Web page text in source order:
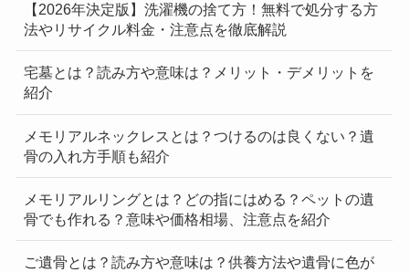
【2026年決定版】洗濯機の捨て方！無料で処分する方
法やリサイクル料金・注意点を徹底解説
宅墓とは？読み方や意味は？メリット・デメリットを
紹介
メモリアルネックレスとは？つけるのは良くない？遺
骨の入れ方手順も紹介
メモリアルリングとは？どの指にはめる？ペットの遺
骨でも作れる？意味や価格相場、注意点を紹介
ご遺骨とは？読み方や意味は？供養方法や遺骨に色が